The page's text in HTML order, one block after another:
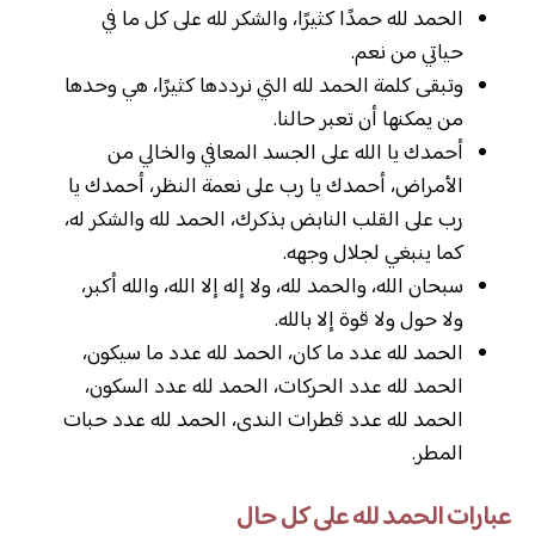
الحمد لله حمدًا كثيرًا، والشكر لله على كل ما في
حياتي من نعم.
وتبقى كلمة الحمد لله التي نرددها كثيرًا، هي وحدها
من يمكنها أن تعبر حالنا.
أحمدك يا الله على الجسد المعافي والخالي من
الأمراض، أحمدك يا رب على نعمة النظر، أحمدك يا
رب على القلب النابض بذكرك، الحمد لله والشكر له،
كما ينبغي لجلال وجهه.
سبحان الله، والحمد لله، ولا إله إلا الله، والله أكبر،
ولا حول ولا قوة إلا بالله.
الحمد لله عدد ما كان، الحمد لله عدد ما سيكون،
الحمد لله عدد الحركات، الحمد لله عدد السكون،
الحمد لله عدد قطرات الندى، الحمد لله عدد حبات
المطر.
عبارات الحمد لله على كل حال